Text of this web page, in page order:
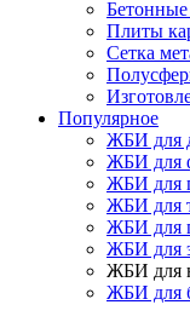
Плиты
Сетка
Популярное
ЖБИ для
ЖБИ для
ЖБИ для
ЖБИ для
ЖБИ для
ЖБИ для
ЖБИ для
ЖБИ для